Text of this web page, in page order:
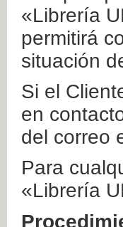
«Librería
permitirá
situación
Si el
en
del correo
Para
«Librería